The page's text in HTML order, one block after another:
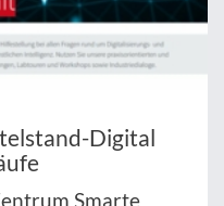
Digital
Smarte